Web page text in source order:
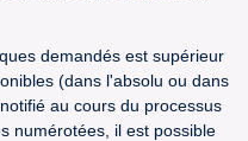
demandés est supérieur
(dans l'absolu ou dans
au cours du processus
numérotées, il est possible